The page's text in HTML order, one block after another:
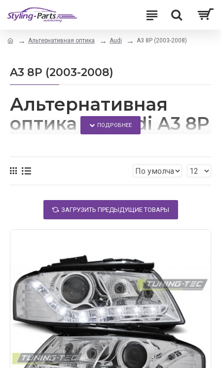
Альтернативная оптика Audi A3 8P (2003-2008)
A3 8P (2003-2008)
Альтернативная
оптика на Audi A3 8P
сделают тюнинг Вашего Audi A3 8P еще приятнее. Вы
можете заказать любой товар прямо на сайте, либо
Доставка оптики осуществляется по всей России.
Также Вы можете приобрести
ЗАГРУЗИТЬ ПРЕДЫДУЩИЕ ТОВАРЫ